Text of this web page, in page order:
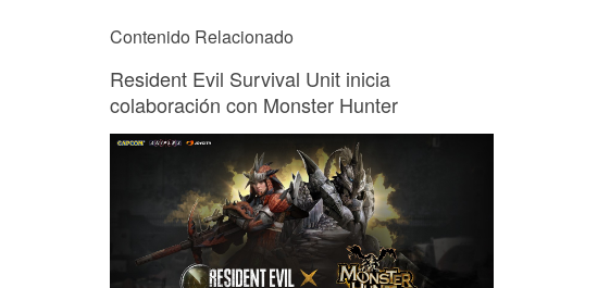
Contenido Relacionado
Resident Evil Survival Unit inicia
colaboración con Monster Hunter